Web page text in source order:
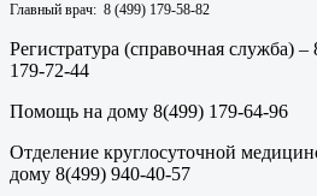
Главный врач: 8 (499) 179-58-82
Регистратура (справочная служба)
179-72-44
Помощь на дому 8(499) 179-64-96
Отделение круглосуточной
дому 8(499) 940-40-57